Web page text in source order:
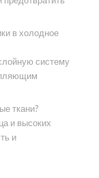
в холодное
систему
ткани?
и высоких
и